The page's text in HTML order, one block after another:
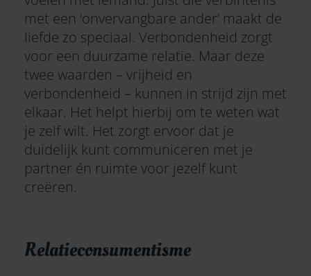
met een ‘onvervangbare ander’ maakt de
liefde zo speciaal. Verbondenheid zorgt
voor een duurzame relatie. Maar deze
twee waarden – vrijheid en
verbondenheid – kunnen in strijd zijn met
elkaar. Het helpt hierbij om te weten wat
je zelf wilt. Het zorgt ervoor dat je
duidelijk kunt communiceren met je
partner én ruimte voor jezelf kunt
creëren.
Relatieconsumentisme